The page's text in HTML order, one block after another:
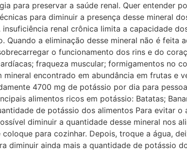
para preservar a saúde renal. Quer entender
para diminuir a presença desse mineral
renal crônica limita a capacidade
a eliminação desse mineral não é feita
o funcionamento dos rins e do
fraqueza muscular; formigamentos no
encontrado em abundância em frutas e
4700 mg de potássio por dia para
alimentos ricos em potássio: Batatas;
de potássio dos alimentos Para evitar o
diminuir a quantidade desse mineral nos
para cozinhar. Depois, troque a água,
diminuir ainda mais a quantidade de potássio